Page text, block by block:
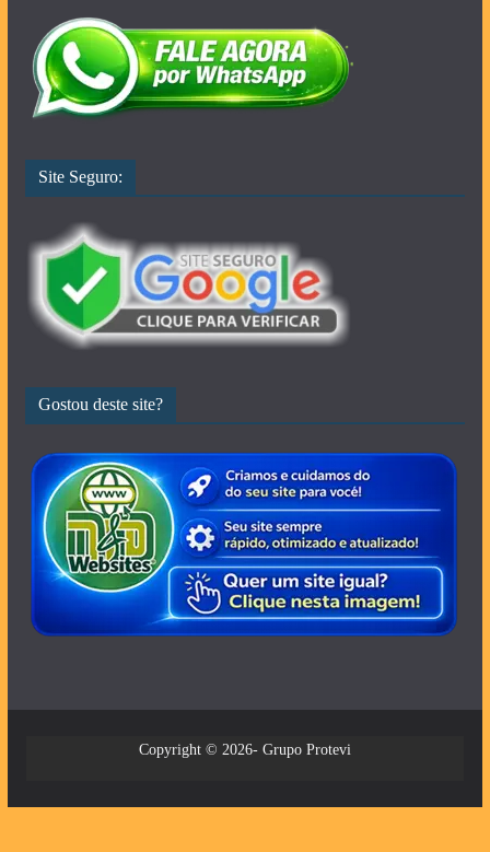
Site Seguro:
Gostou deste site?
Copyright © 2026- Grupo Protevi